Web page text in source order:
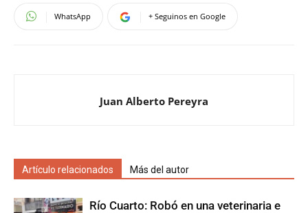
WhatsApp + Seguinos en Google
Juan Alberto Pereyra
Artículo relacionados Más del autor
Río Cuarto: Robó en una veterinaria e